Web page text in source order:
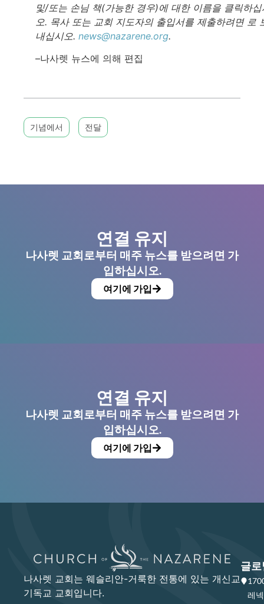
및/또는 손님 책(가능한 경우)에 대한 이름을 클릭하십
오. 목사 또는 교회 지도자의 출입서를 제출하려면 로
내십시오. news@nazarene.org.
–나사렛 뉴스에 의해 편집
기념에서 전달
연결 유지
나사렛 교회로부터 매주 뉴스를 받으려면 가
입하십시오.
여기에 가입
연결 유지
나사렛 교회로부터 매주 뉴스를 받으려면 가
입하십시오.
여기에 가입
나사렛 교회는 웨슬리안-거룩한 전통에 있는 개신교
기독교 교회입니다.
글로
레